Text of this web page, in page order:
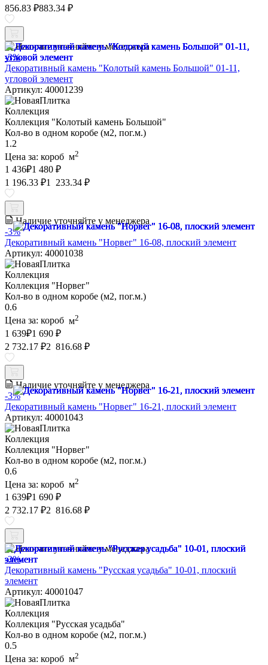
856.83 ₽883.34 ₽
Наличие уточняйте у менеджера
-3%
Декоративный камень "Колотый камень Большой" 01-11,
угловой элемент
Артикул: 40001239
Коллекция
Коллекция "Колотый камень Большой"
Кол-во в одном коробе (м2, пог.м.)
1.2
Цена за: короб м2
1 436₽1 480 ₽
1 196.33 ₽1 233.34 ₽
Наличие уточняйте у менеджера
-3%
Декоративный камень "Норвег" 16-08, плоский элемент
Артикул: 40001038
Коллекция
Коллекция "Норвег"
Кол-во в одном коробе (м2, пог.м.)
0.6
Цена за: короб м2
1 639₽1 690 ₽
2 732.17 ₽2 816.68 ₽
Наличие уточняйте у менеджера
-3%
Декоративный камень "Норвег" 16-21, плоский элемент
Артикул: 40001043
Коллекция
Коллекция "Норвег"
Кол-во в одном коробе (м2, пог.м.)
0.6
Цена за: короб м2
1 639₽1 690 ₽
2 732.17 ₽2 816.68 ₽
Наличие уточняйте у менеджера
-3%
Декоративный камень "Русская усадьба" 10-01, плоский
элемент
Артикул: 40001047
Коллекция
Коллекция "Русская усадьба"
Кол-во в одном коробе (м2, пог.м.)
0.5
Цена за: короб м2